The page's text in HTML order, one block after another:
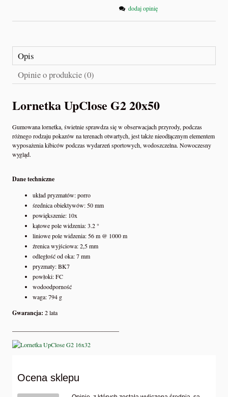
dodaj opinię
Opis
Opinie o produkcie (0)
Lornetka UpClose G2 20x50
Gumowana lornetka, świetnie sprawdza się w obserwacjach przyrody, podczas
różnego rodzaju pokazów na terenach otwartych, jest także nieodłącznym elementem
wyposażenia kibiców podczas wydarzeń sportowych, wodoszczelna. Nowoczesny
wygląd.
Dane techniczne
układ pryzmatów: porro
średnica obiektywów: 50 mm
powiększenie: 10x
kątowe pole widzenia: 3.2 °
liniowe pole widzenia: 56 m @ 1000 m
źrenica wyjściowa: 2,5 mm
odległość od oka: 7 mm
pryzmaty: BK7
powłoki: FC
wodoodporność
waga: 794 g
Gwarancja: 2 lata
Ocena sklepu